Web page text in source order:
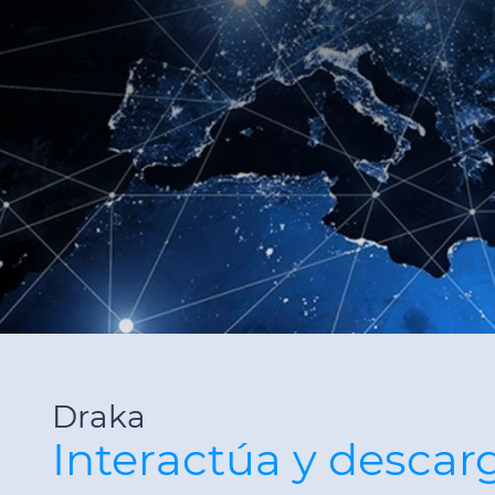
Draka
Interactúa y